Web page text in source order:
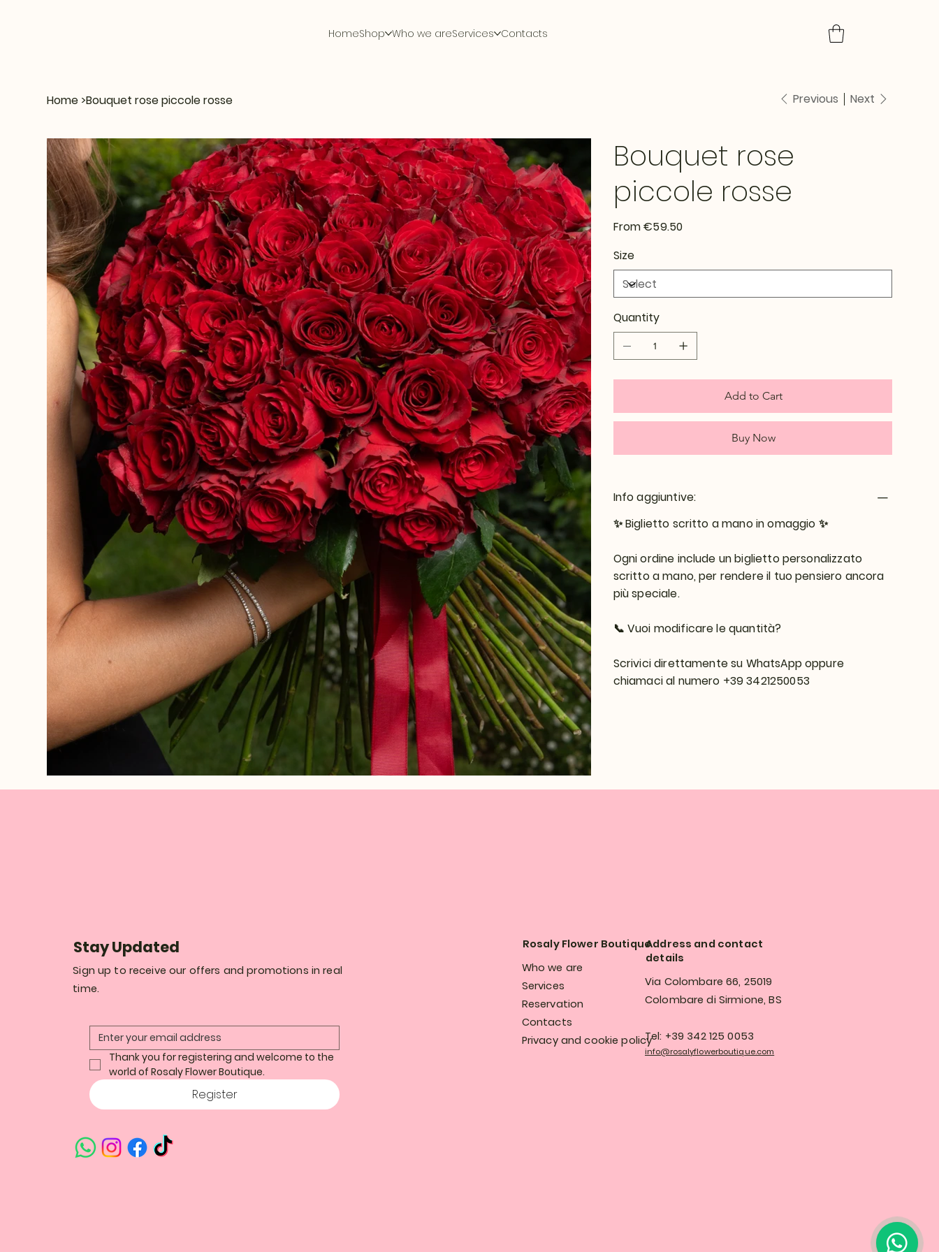
HomeShop Who we areServices Contacts
Home >Bouquet rose piccole rosse Previous Next
Bouquet rose
piccole rosse
From Price
€59.50
Size
Quantity
Add to Cart
Buy Now
Info aggiuntive:
✨Biglietto scritto a mano in omaggio ✨
Ogni ordine include un biglietto personalizzato
scritto a mano, per rendere il tuo pensiero ancora
più speciale.
📞 Vuoi modificare le quantità?
Scrivici direttamente su WhatsApp oppure
chiamaci al numero +39 3421250053
Stay Updated
Sign up to receive our offers and promotions in real
time.
Thank you for registering and welcome to the
world of Rosaly Flower Boutique.
Register
Rosaly Flower Boutique
Who we are
Services
Reservation
Contacts
Privacy and cookie policy
Address and contact
details
Via Colombare 66, 25019
Colombare di Sirmione, BS
Tel: +39 342 125 0053
info@rosalyflowerboutique.com